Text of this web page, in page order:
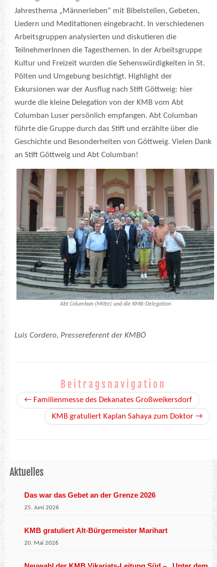
Jahresthema „Männerleben“ mit Bibelstellen, Gebeten,
Liedern und Meditationen eingebracht. In verschiedenen
Arbeitsgruppen analysierten und diskutieren die
TeilnehmerInnen die Tagesthemen. In der Arbeitsgruppe
Kultur und Freizeit wurden die Sehenswürdigkeiten in St.
Pölten und Umgebung besichtigt. Highlight der
Exkursionen war der Ausflug nach Stift Göttweig: hier
wurde die kleine Delegation von der KMB vom Abt
Columban Luser persönlich empfangen. Abt Columban
führte die Gruppe durch das Stift und erzählte über die
Geschichte und Besonderheiten von Göttweig. Vielen Dank
an Stift Göttweig und Abt Columban!
Abt Columban (Mitte) und die KMB-Delegation
Luis Cordero, Pressereferent der KMBÖ
Beitragsnavigation
← Familienmesse des Dekanates Großweikersdorf
KMB gratuliert Kaplan Sahaya zum Doktor →
Aktuelles
Das war das Gebet an der Grenze 2026
25. Juni 2026
KMB gratuliert Alt-Bürgermeister Marihart
20. Mai 2026